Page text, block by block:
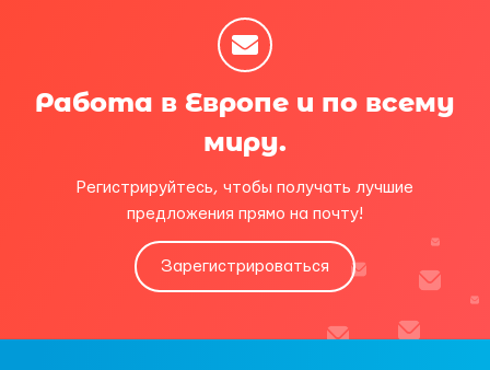
Работа в Европе и по всему
миру.
Регистрируйтесь, чтобы получать лучшие
предложения прямо на почту!
Зарегистрироваться